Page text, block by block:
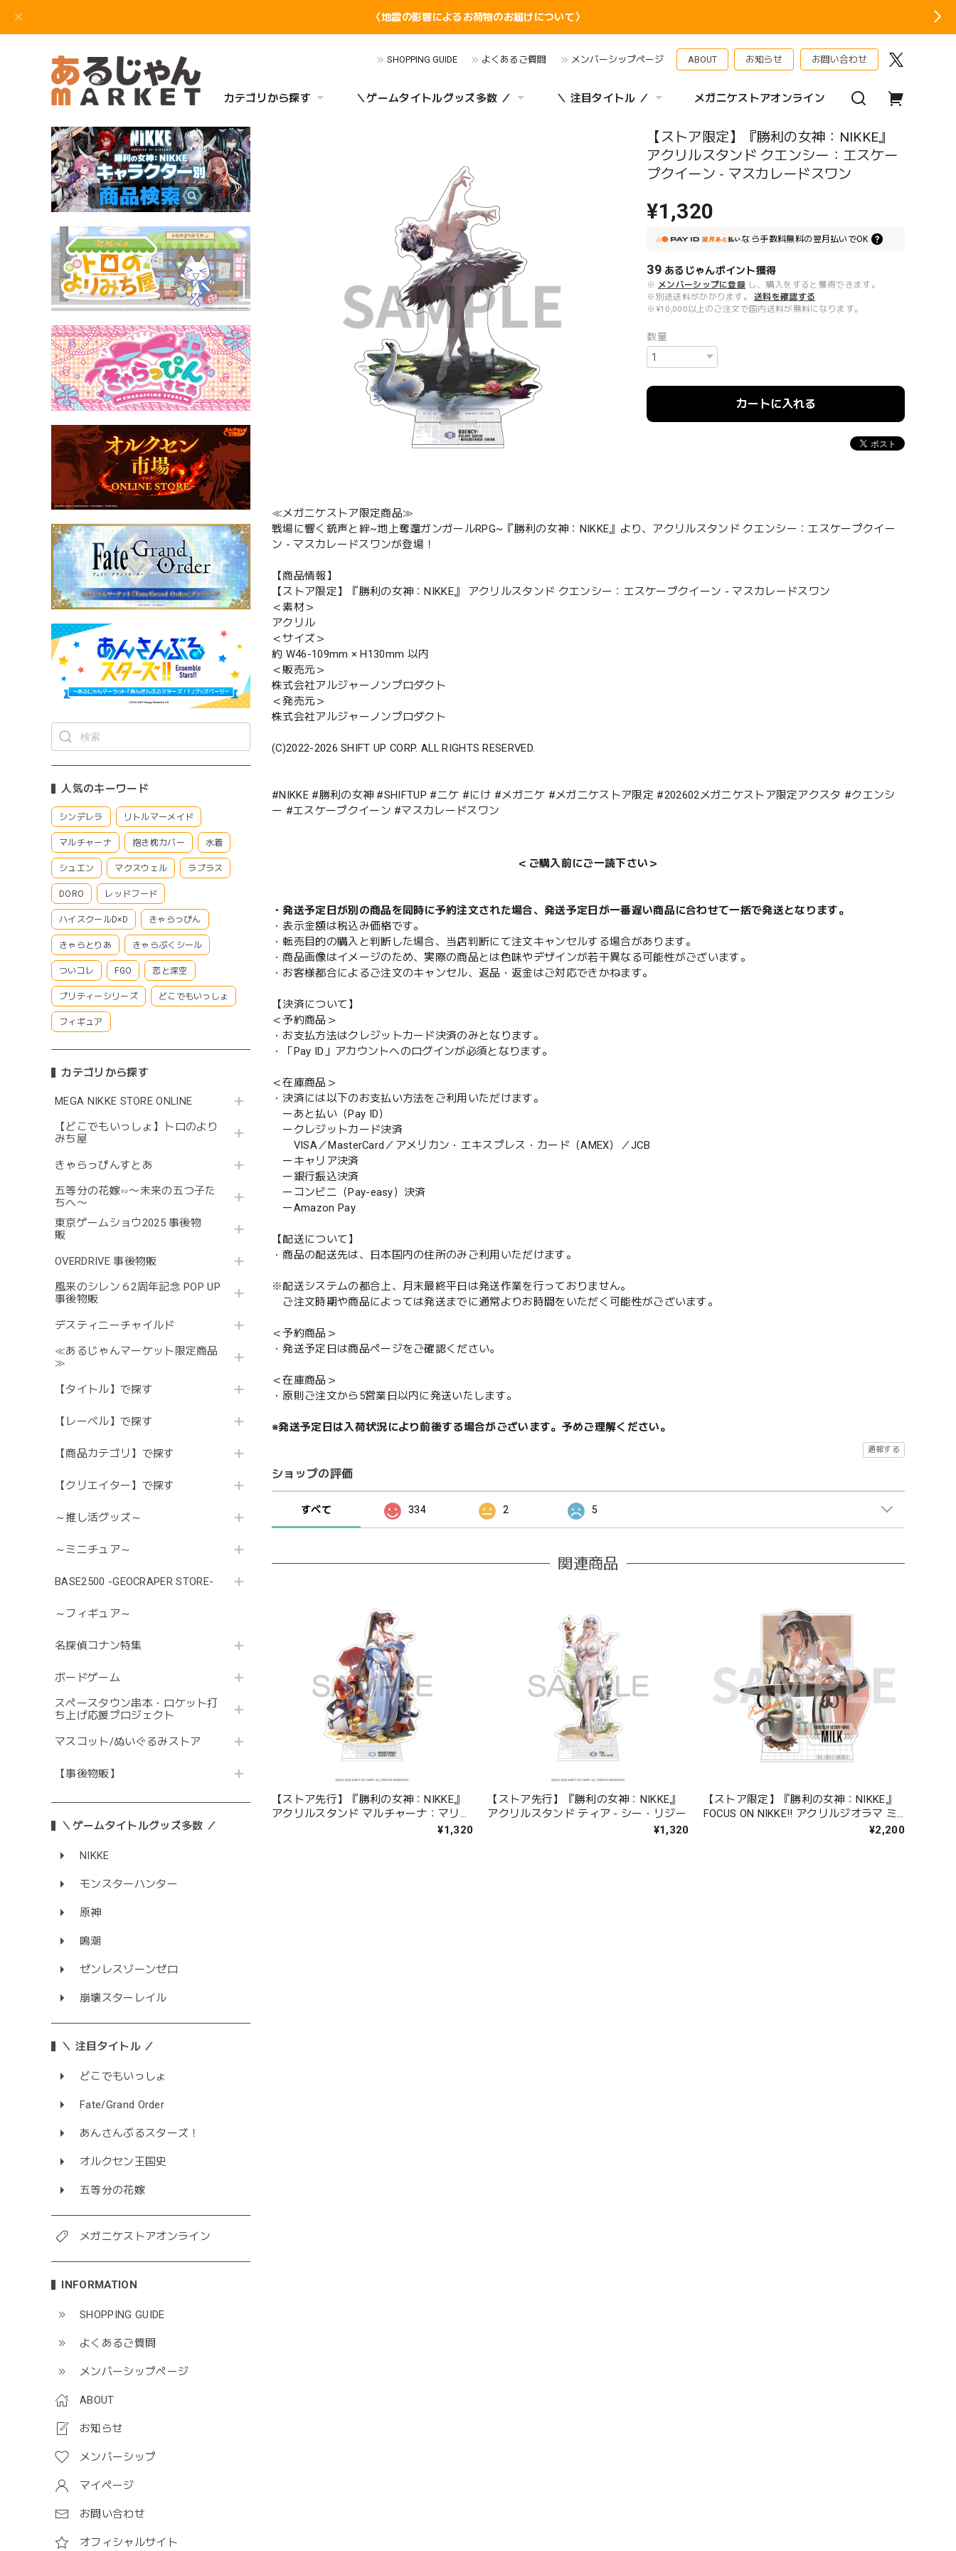
〈地震の影響によるお荷物のお届けについて〉
SHOPPING GUIDE よくあるご質問 メンバーシップページ ABOUT お知らせ お問い合わせ
カテゴリから探す ＼ゲームタイトルグッズ多数 ／ ＼ 注目タイトル ／ メガニケストアオンライン
人気のキーワード
シンデレラ リトルマーメイド
マルチャーナ 抱き枕カバー 水着
シュエン マクスウェル ラプラス
DORO レッドフード
ハイスクールD×D きゃらっぴん
きゃらとりあ きゃらぷくシール
ついコレ FGO 恋と深空
プリティーシリーズ どこでもいっしょ
フィギュア
カテゴリから探す
MEGA NIKKE STORE ONLINE
【どこでもいっしょ】トロのより
みち屋
きゃらっぴんすとあ
五等分の花嫁∽〜未来の五つ子た
ちへ〜
東京ゲームショウ2025 事後物
販
OVERDRIVE 事後物販
風来のシレン６2周年記念 POP UP
事後物販
デスティニーチャイルド
≪あるじゃんマーケット限定商品
≫
【タイトル】で探す
【レーベル】で探す
【商品カテゴリ】で探す
【クリエイター】で探す
～推し活グッズ～
～ミニチュア～
BASE2500 -GEOCRAPER STORE-
～フィギュア～
名探偵コナン特集
ボードゲーム
スペースタウン串本・ロケット打
ち上げ応援プロジェクト
マスコット/ぬいぐるみストア
【事後物販】
＼ゲームタイトルグッズ多数 ／
NIKKE
モンスターハンター
原神
鳴潮
ゼンレスゾーンゼロ
崩壊スターレイル
＼ 注目タイトル ／
どこでもいっしょ
Fate/Grand Order
あんさんぶるスターズ！
オルクセン王国史
五等分の花嫁
メガニケストアオンライン
INFORMATION
SHOPPING GUIDE
よくあるご質問
メンバーシップページ
ABOUT
お知らせ
メンバーシップ
マイページ
お問い合わせ
オフィシャルサイト
【ストア限定】『勝利の女神：NIKKE』
アクリルスタンド クエンシー：エスケー
プクイーン - マスカレードスワン
¥1,320
なら手数料無料の 翌月払いでOK
39 あるじゃんポイント獲得
※ メンバーシップに登録 し、購入をすると獲得できます。
※別途送料がかかります。
送料を確認する
※¥10,000以上のご注文で国内送料が無料になります。
数量
カートに入れる
≪メガニケストア限定商品≫
戦場に響く銃声と絆~地上奪還ガンガールRPG~『勝利の女神：NIKKE』より、アクリルスタンド クエンシー：エスケープクイー
ン - マスカレードスワンが登場！
【商品情報】
【ストア限定】『勝利の女神：NIKKE』 アクリルスタンド クエンシー：エスケープクイーン - マスカレードスワン
＜素材＞
アクリル
＜サイズ＞
約 W46-109mm × H130mm 以内
＜販売元＞
株式会社アルジャーノンプロダクト
＜発売元＞
株式会社アルジャーノンプロダクト
(C)2022-2026 SHIFT UP CORP. ALL RIGHTS RESERVED.
#NIKKE #勝利の女神 #SHIFTUP #ニケ #にけ #メガニケ #メガニケストア限定 #202602メガニケストア限定アクスタ #クエンシ
ー #エスケープクイーン #マスカレードスワン
＜ご購入前にご一読下さい＞
・発送予定日が別の商品を同時に予約注文された場合、発送予定日が一番遅い商品に合わせて一括で発送となります。
・表示金額は税込み価格です。
・転売目的の購入と判断した場合、当店判断にて注文キャンセルする場合があります。
・商品画像はイメージのため、実際の商品とは色味やデザインが若干異なる可能性がございます。
・お客様都合によるご注文のキャンセル、返品・返金はご対応できかねます。
【決済について】
＜予約商品＞
・お支払方法はクレジットカード決済のみとなります。
・「Pay ID」アカウントへのログインが必須となります。
＜在庫商品＞
・決済には以下のお支払い方法をご利用いただけます。
ーあと払い（Pay ID）
ークレジットカード決済
VISA／MasterCard／アメリカン・エキスプレス・カード（AMEX）／JCB
ーキャリア決済
ー銀行振込決済
ーコンビニ（Pay-easy）決済
ーAmazon Pay
【配送について】
・商品の配送先は、日本国内の住所のみご利用いただけます。
※配送システムの都合上、月末最終平日は発送作業を行っておりません。
ご注文時期や商品によっては発送までに通常よりお時間をいただく可能性がございます。
＜予約商品＞
・発送予定日は商品ページをご確認ください。
＜在庫商品＞
・原則ご注文から5営業日以内に発送いたします。
※発送予定日は入荷状況により前後する場合がございます。予めご理解ください。
通報する
ショップの評価
すべて 334 2 5
関連商品
【ストア先行】『勝利の女神：NIKKE』
アクリルスタンド マルチャーナ：マリン
¥1,320
【ストア先行】『勝利の女神：NIKKE』
アクリルスタンド ティア - シー・リジー
¥1,320
【ストア限定】『勝利の女神：NIKKE』
FOCUS ON NIKKE!! アクリルジオラマ ミ
¥2,200